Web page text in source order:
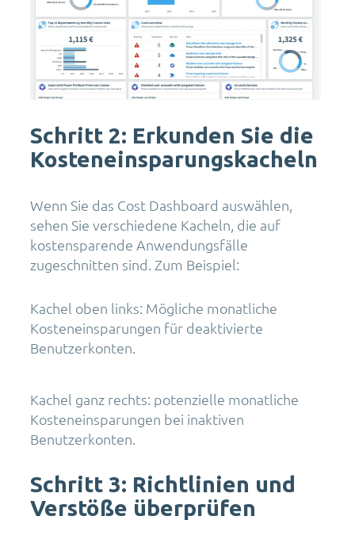
Schritt 2: Erkunden Sie die
Kosteneinsparungskacheln
Wenn Sie das Cost Dashboard auswählen,
sehen Sie verschiedene Kacheln, die auf
kostensparende Anwendungsfälle
zugeschnitten sind. Zum Beispiel:
Kachel oben links: Mögliche monatliche
Kosteneinsparungen für deaktivierte
Benutzerkonten.
Kachel ganz rechts: potenzielle monatliche
Kosteneinsparungen bei inaktiven
Benutzerkonten.
Schritt 3: Richtlinien und
Verstöße überprüfen